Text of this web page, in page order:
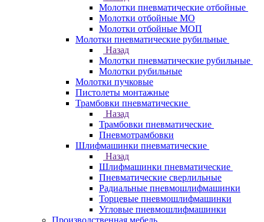
Молотки пневматические отбойные
Молотки отбойные МО
Молотки отбойные МОП
Молотки пневматические рубильные
Назад
Молотки пневматические рубильные
Молотки рубильные
Молотки пучковые
Пистолеты монтажные
Трамбовки пневматические
Назад
Трамбовки пневматические
Пневмотрамбовки
Шлифмашинки пневматические
Назад
Шлифмашинки пневматические
Пневматические сверлильные
Радиальные пневмошлифмашинки
Торцевые пневмошлифмашинки
Угловые пневмошлифмашинки
Производственная мебель